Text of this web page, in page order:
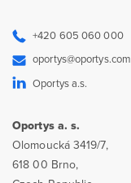
+420 605 060 000
oportys@oportys.com
Oportys a.s.
Oportys a. s.
Olomoucká 3419/7,
618 00 Brno,